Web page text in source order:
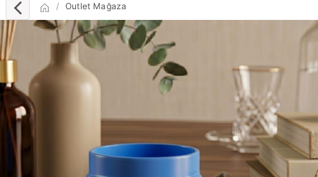
Outlet Mağaza